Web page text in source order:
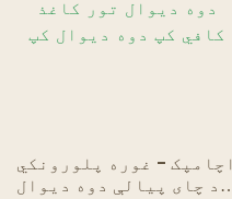
اچامپک - غوره پلورونکي
د چای پیالې دوه دیوال